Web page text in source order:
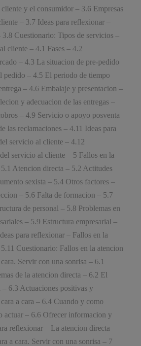
y el consumidor – 3.6 Empresas
– 3.7 Ideas para reflexionar –
Cuestionario: Tipos de servicios –
cliente – 4.1 Fases – 4.2
– 4.3 La situacion de pre-pedido
pedido – 4.5 El periodo de tiempo
– 4.6 Embalaje y presentacion –
y adecuacion de las entregas –
– 4.9 Servicio o apoyo posventa
las reclamaciones – 4.11 Ideas para
servicio al cliente – 4.12
servicio al cliente – 5 Fallos en la
Atencion directa – 5.2 Actitudes
sexista – 5.4 Otros factores –
– 5.6 Falta de formacion – 5.7
de personal – 5.8 Problemas en
– 5.9 Estructura empresarial –
para reflexionar – Fallos en la
Cuestionario: Fallos en la atencion
Servir con una sonrisa – 6.1
de la atencion directa – 6.2 El
– 6.3 Actuaciones positivas y
a cara – 6.4 Cuando y como
actuar – 6.6 Ofrecer informacion y
reflexionar – La atencion directa –
a cara. Servir con una sonrisa – 7